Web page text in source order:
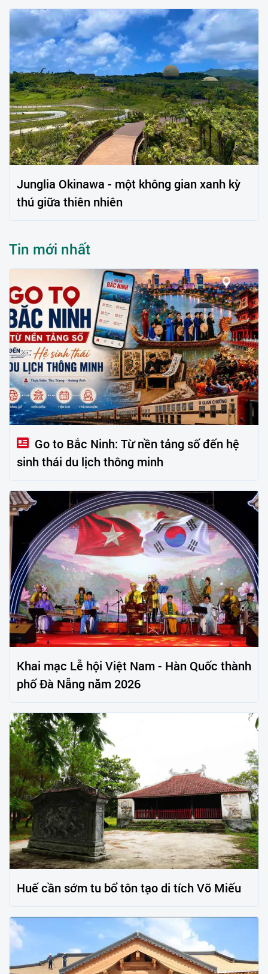
Junglia Okinawa - một không gian xanh kỳ
thú giữa thiên nhiên
Tin mới nhất
Go to Bắc Ninh: Từ nền tảng số đến hệ
sinh thái du lịch thông minh
Khai mạc Lễ hội Việt Nam - Hàn Quốc thành
phố Đà Nẵng năm 2026
Huế cần sớm tu bổ tôn tạo di tích Võ Miếu